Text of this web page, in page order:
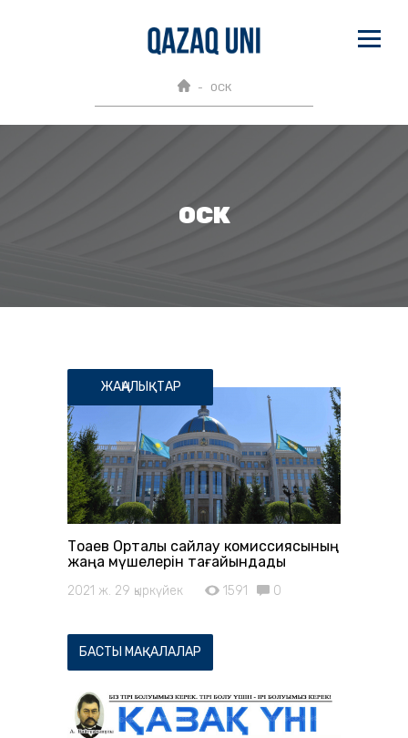
ОСК
ОСК
ЖАҢАЛЫҚТАР
Тоқаев Орталық сайлау комиссиясының
жаңа мүшелерін тағайындады
2021 ж. 29 қыркүйек 1591 0
БАСТЫ МАҚАЛАЛАР